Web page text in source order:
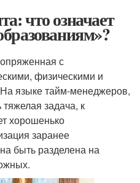
что означает
с
физическими и
языке тайм-менеджеров,
задача, к
хорошенько
заранее
быть разделена на